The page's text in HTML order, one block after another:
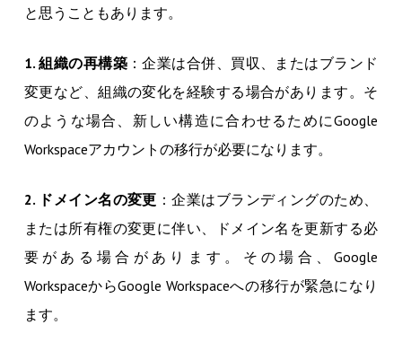
と思うこともあります。
1. 組織の再構築 ：企業は合併、買収、またはブランド
変更など、組織の変化を経験する場合があります。そ
のような場合、新しい構造に合わせるためにGoogle
Workspaceアカウントの移行が必要になります。
2. ドメイン名の変更 ：企業はブランディングのため、
または所有権の変更に伴い、ドメイン名を更新する必
要がある場合があります。その場合、Google
WorkspaceからGoogle Workspaceへの移行が緊急になり
ます。